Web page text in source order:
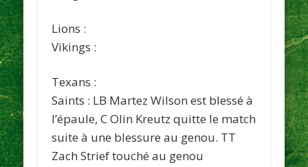
Lions :
Vikings :
Texans :
Saints : LB Martez Wilson est blessé à
l’épaule, C Olin Kreutz quitte le match
suite à une blessure au genou. TT
Zach Strief touché au genou